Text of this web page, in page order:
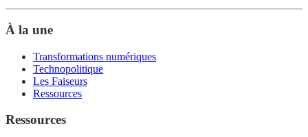
À la une
Transformations numériques
Technopolitique
Les Faiseurs
Ressources
Ressources